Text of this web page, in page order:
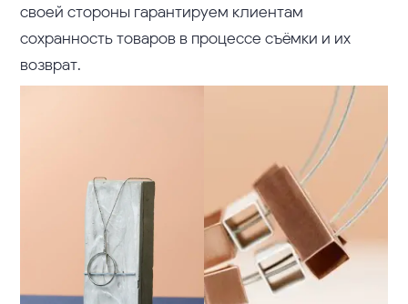
своей стороны гарантируем клиентам
сохранность товаров в процессе съёмки и их
возврат.